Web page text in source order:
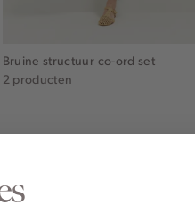
Bruine structuur co-ord set
2 producten